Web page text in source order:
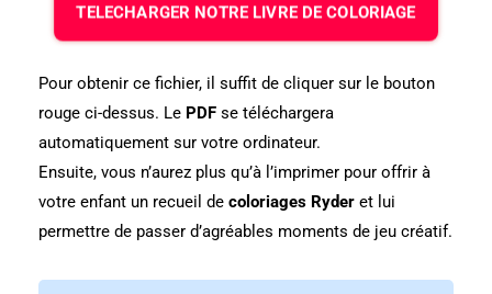
TELECHARGER NOTRE LIVRE DE COLORIAGE
Pour obtenir ce fichier, il suffit de cliquer sur le bouton
rouge ci-dessus. Le PDF se téléchargera
automatiquement sur votre ordinateur.
Ensuite, vous n’aurez plus qu’à l’imprimer pour offrir à
votre enfant un recueil de coloriages Ryder et lui
permettre de passer d’agréables moments de jeu créatif.